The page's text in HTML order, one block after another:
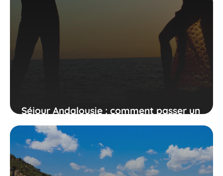
Séjour Andalousie : comment passer un
très bon séjour ?